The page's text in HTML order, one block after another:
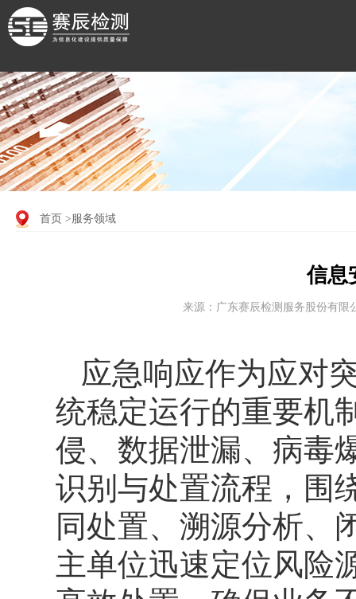
首页 >服务领域
信息
来源：广东赛辰检测服务股份有限
应急响应作为应对
统稳定运行的重要机
侵、数据泄漏、病毒
识别与处置流程，围
同处置、溯源分析、
主单位迅速定位风险